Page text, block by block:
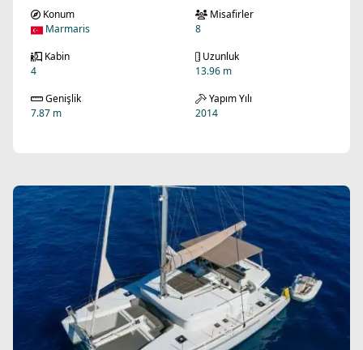
Konum
Marmaris
Misafirler
8
Kabin
4
Uzunluk
13.96 m
Genişlik
7.87 m
Yapım Yılı
2014